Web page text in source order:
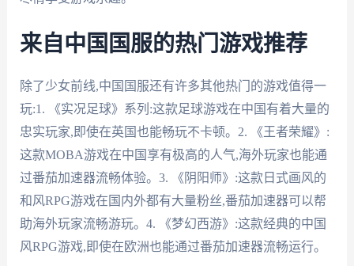
来自中国国服的热门游戏推荐
除了少女前线,中国国服还有许多其他热门的游戏值得一
玩:1. 《实况足球》系列:这款足球游戏在中国有着大量的
忠实玩家,即使在英国也能畅玩不卡顿。2. 《王者荣耀》:
这款MOBA游戏在中国享有极高的人气,海外玩家也能通
过番茄加速器流畅体验。3. 《阴阳师》:这款日式画风的
和风RPG游戏在国内外都有大量粉丝,番茄加速器可以帮
助海外玩家流畅游玩。4. 《梦幻西游》:这款经典的中国
风RPG游戏,即使在欧洲也能通过番茄加速器流畅运行。